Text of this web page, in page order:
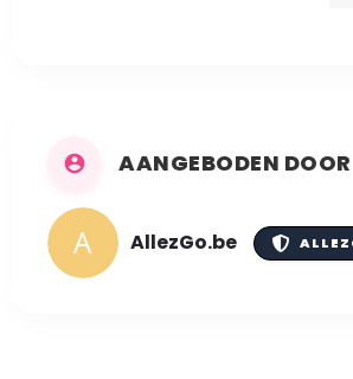
AANGEBODEN DOOR
AllezGo.be